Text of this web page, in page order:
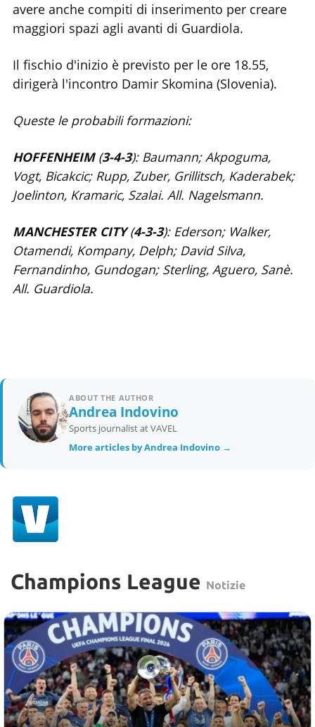
avere anche compiti di inserimento per creare
maggiori spazi agli avanti di Guardiola.
Il fischio d'inizio è previsto per le ore 18.55,
dirigerà l'incontro Damir Skomina (Slovenia).
Queste le probabili formazioni:
HOFFENHEIM(3-4-3): Baumann; Akpoguma,
Vogt, Bicakcic; Rupp, Zuber, Grillitsch, Kaderabek;
Joelinton, Kramaric, Szalai. All. Nagelsmann.
MANCHESTER CITY(4-3-3): Ederson; Walker,
Otamendi, Kompany, Delph; David Silva,
Fernandinho, Gundogan; Sterling, Aguero, Sanè.
All. Guardiola.
ABOUT THE AUTHOR
Andrea Indovino
Sports journalist at VAVEL
More articles by Andrea Indovino →
Champions League Notizie